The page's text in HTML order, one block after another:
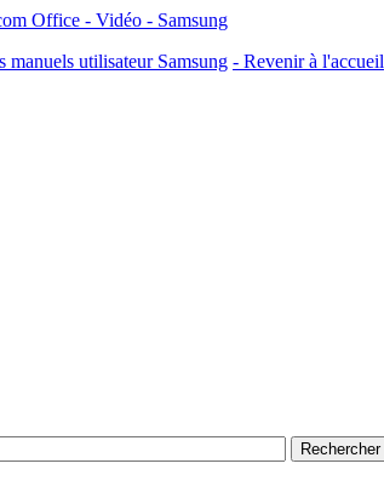
Office - Vidéo - Samsung
manuels utilisateur Samsung - Revenir à l'accueil